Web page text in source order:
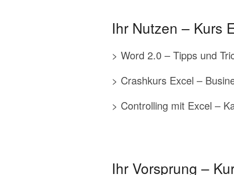
Ihr Nutzen – Kurs
> Word 2.0 – Tipps und
> Crashkurs Excel –
> Controlling mit Excel –
Ihr Vorsprung –